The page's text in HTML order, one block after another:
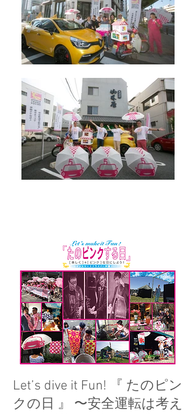
Let’s dive it Fun! 『 たのピン
クの日 』 〜安全運転は考え